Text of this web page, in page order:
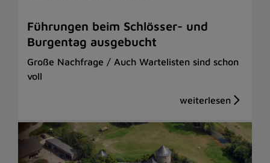
Führungen beim Schlösser- und
Burgentag ausgebucht
Große Nachfrage / Auch Wartelisten sind schon
voll